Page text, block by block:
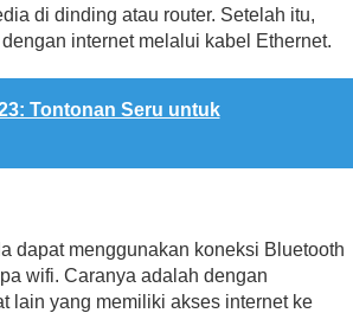
di dinding atau router. Setelah itu,
internet melalui kabel Ethernet.
Tontonan Seru untuk
dapat menggunakan koneksi Bluetooth
wifi. Caranya adalah dengan
lain yang memiliki akses internet ke